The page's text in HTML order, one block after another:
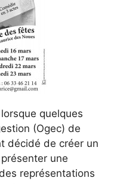
quelques
(Ogec) de
décidé de créer un
une
représentations